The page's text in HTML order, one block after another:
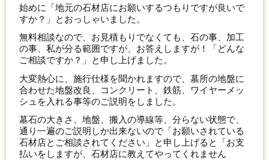
始めに「地元の石材店にお願いするつもりですが良いで
すか？」とおっしゃいました。
無料相談なので、お見積もりでなくても、石の事、加工
の事、私が分る範囲ですが、お答えしますが！「どんな
ご相談ですか？」と申し上げました。
大変熱心に、施行仕様を聞かれますので、墓所の地盤に
合わせた地盤改良、コンクリート、鉄筋、ワイヤーメッ
シュを入れる事等のご説明をしました。
墓石の大きさ、地盤、搬入の導線等、分らない状態で、
通り一遍のご説明しか出来ないので「お願いされている
石材店とご相談されてください」と申し上げると「お支
払いをしますが、石材店に教えてやってくれません